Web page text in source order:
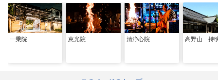
一乗院 恵光院 清浄心院 高野山 持